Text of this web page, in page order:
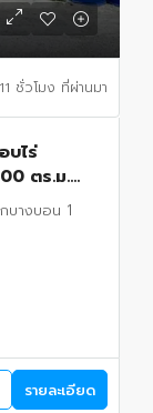
11 ชั่วโมง ที่ผ่านมา
บไร่
ตร.ม.
กล้ BigC
บางบอน 1
รายละเอียด